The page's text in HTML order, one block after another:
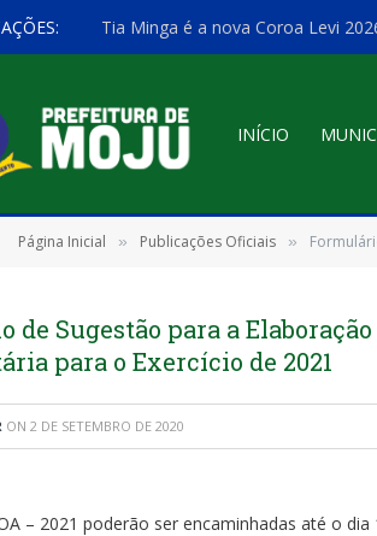
Tia Minga é a nova Coroa Levi
INÍCIO
Página Inicial » Publicações Oficiais »
de Sugestão para a
para o Exercício de 2021
ON 2 DE SETEMBRO DE 2020
– 2021 poderão ser encaminhadas até o